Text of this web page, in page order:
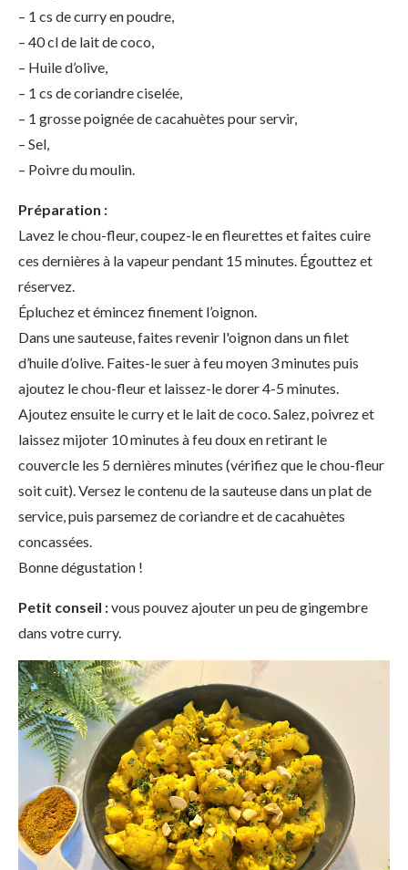
– 1 cs de curry en poudre,
– 40 cl de lait de coco,
– Huile d’olive,
– 1 cs de coriandre ciselée,
– 1 grosse poignée de cacahuètes pour servir,
– Sel,
– Poivre du moulin.
Préparation :
Lavez le chou-fleur, coupez-le en fleurettes et faites cuire
ces dernières à la vapeur pendant 15 minutes. Égouttez et
réservez.
Épluchez et émincez finement l’oignon.
Dans une sauteuse, faites revenir l'oignon dans un filet
d’huile d’olive. Faites-le suer à feu moyen 3 minutes puis
ajoutez le chou-fleur et laissez-le dorer 4-5 minutes.
Ajoutez ensuite le curry et le lait de coco. Salez, poivrez et
laissez mijoter 10 minutes à feu doux en retirant le
couvercle les 5 dernières minutes (vérifiez que le chou-fleur
soit cuit). Versez le contenu de la sauteuse dans un plat de
service, puis parsemez de coriandre et de cacahuètes
concassées.
Bonne dégustation !
Petit conseil :vous pouvez ajouter un peu de gingembre
dans votre curry.